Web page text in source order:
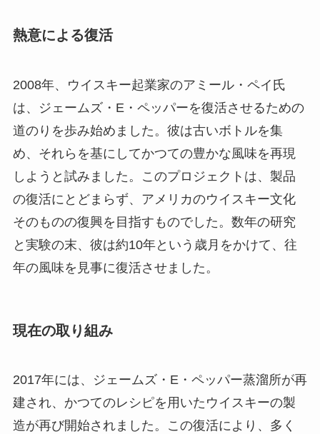
熱意による復活
2008年、ウイスキー起業家のアミール・ペイ氏
は、ジェームズ・E・ペッパーを復活させるための
道のりを歩み始めました。彼は古いボトルを集
め、それらを基にしてかつての豊かな風味を再現
しようと試みました。このプロジェクトは、製品
の復活にとどまらず、アメリカのウイスキー文化
そのものの復興を目指すものでした。数年の研究
と実験の末、彼は約10年という歳月をかけて、往
年の風味を見事に復活させました。
現在の取り組み
2017年には、ジェームズ・E・ペッパー蒸溜所が再
建され、かつてのレシピを用いたウイスキーの製
造が再び開始されました。この復活により、多く